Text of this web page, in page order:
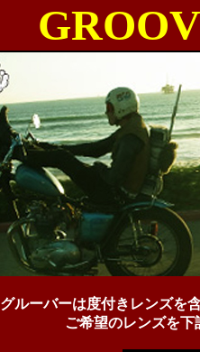
グルーバーは度付きレンズを
ご希望のレンズを